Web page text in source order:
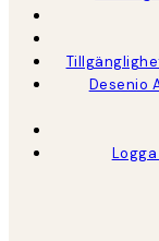
Desenio